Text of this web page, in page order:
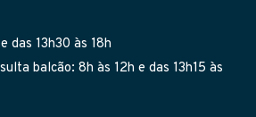
das 13h30 às 18h
balcão: 8h às 12h e das 13h15 às